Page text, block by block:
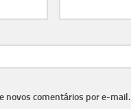
novos comentários por e-mail.